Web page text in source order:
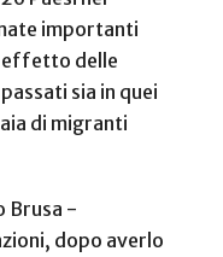
importanti
effetto delle
sia in quei
di migranti
Brusa -
dopo averlo